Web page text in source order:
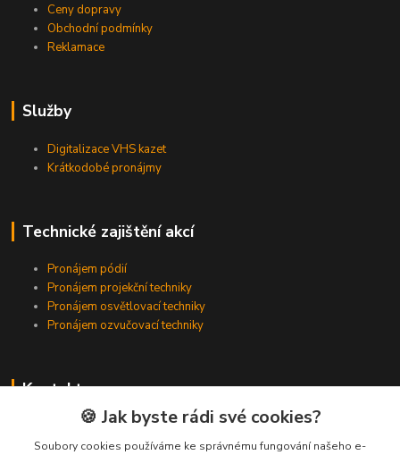
Ceny dopravy
Obchodní podmínky
Reklamace
Služby
Digitalizace VHS kazet
Krátkodobé pronájmy
Technické zajištění akcí
Pronájem pódií
Pronájem projekční techniky
Pronájem osvětlovací techniky
Pronájem ozvučovací techniky
Kontakty
Zákaznická podpora
+420 224 318 342
🍪 Jak byste rádi své cookies?
Soubory cookies používáme ke správnému fungování našeho e-